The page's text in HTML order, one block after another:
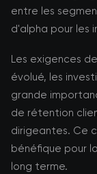
entre les
d'alpha pour les
Les exigences
évolué, les
grande
de rétention
dirigeantes. Ce
bénéfique pour
long terme.